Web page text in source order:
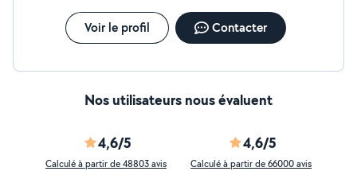
Voir le profil Contacter
Nos utilisateurs nous évaluent
4,6/5
Calculé à partir de 48803 avis
4,6/5
Calculé à partir de 66000 avis